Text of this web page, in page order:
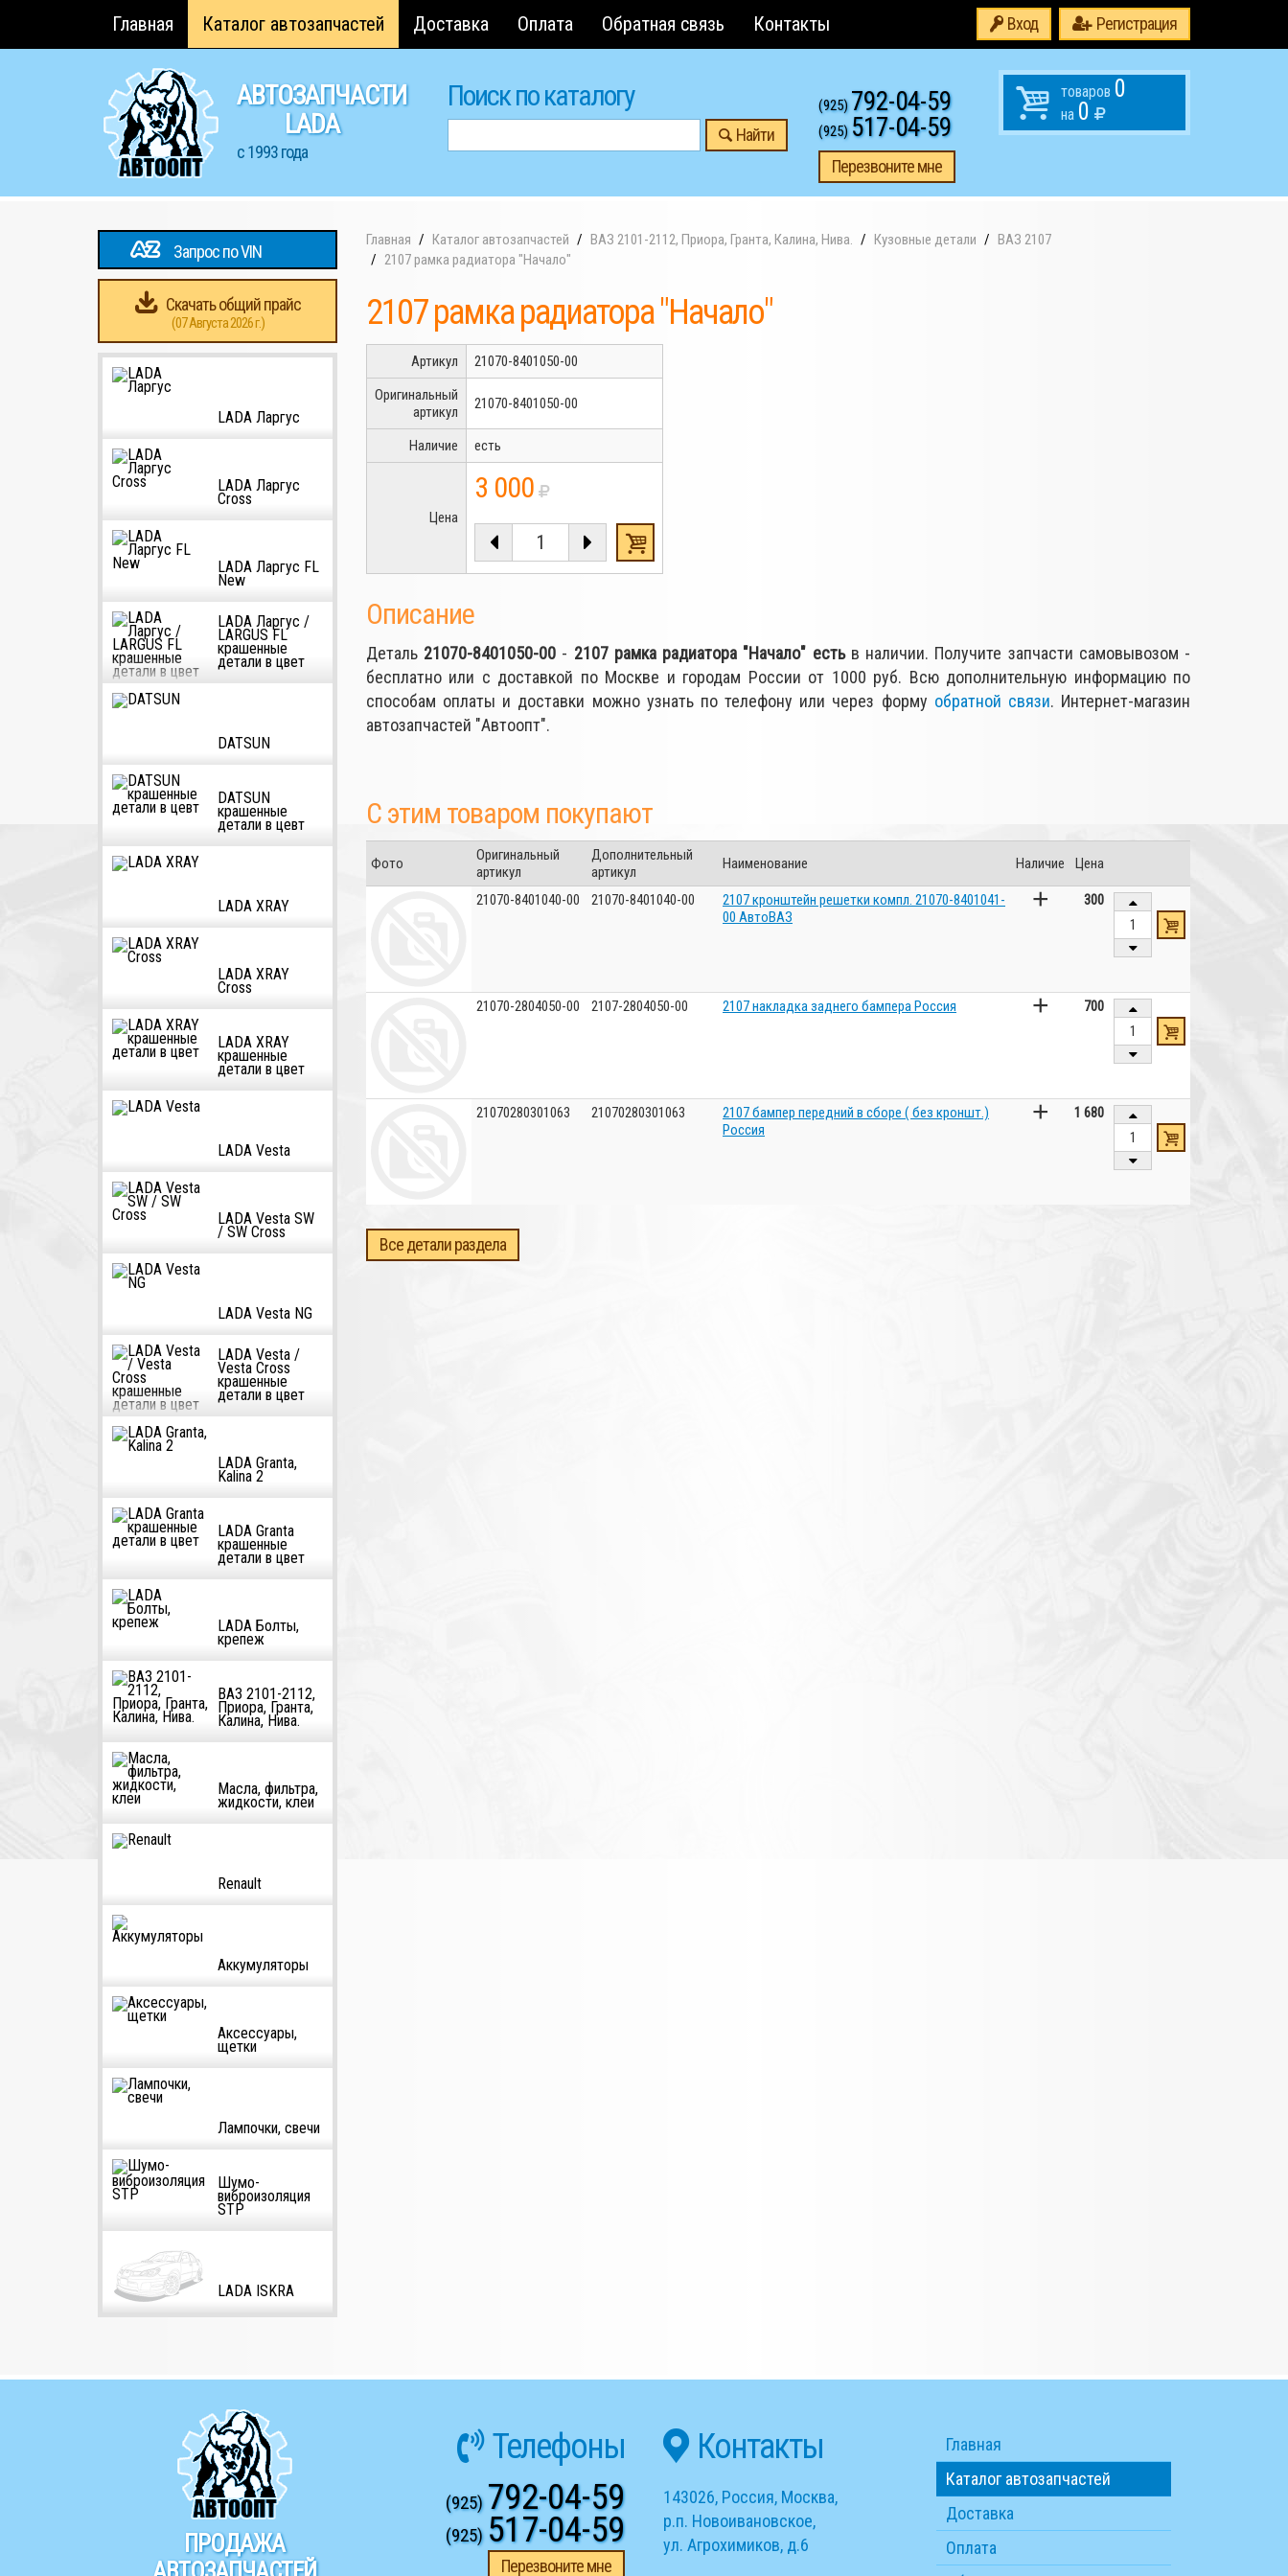
Главная Каталог автозапчастей Доставка Оплата Обратная связь Контакты Вход Регистрация
АВТОЗАПЧАСТИ
LADA
с 1993 года
Поиск по каталогу
Найти
(925)792-04-59
(925) 517-04-59
Перезвоните мне
товаров 0
на 0
Запрос по VIN
Скачать общий прайс
(07 Августа 2026 г.)
LADA Ларгус
LADA Ларгус
Cross
LADA Ларгус FL
New
LADA Ларгус /
LARGUS FL
крашенные
детали в цвет
DATSUN
DATSUN
крашенные
детали в цевт
LADA XRAY
LADA XRAY
Cross
LADA XRAY
крашенные
детали в цвет
LADA Vesta
LADA Vesta SW
/ SW Cross
LADA Vesta NG
LADA Vesta /
Vesta Cross
крашенные
детали в цвет
LADA Granta,
Kalina 2
LADA Granta
крашенные
детали в цвет
LADA Болты,
крепеж
ВАЗ 2101-2112,
Приора, Гранта,
Калина, Нива.
Масла, фильтра,
жидкости, клеи
Renault
Аккумуляторы
Аксессуары,
щетки
Лампочки, свечи
Шумо-
виброизоляция
STP
LADA ISKRA
Главная Каталог автозапчастей ВАЗ 2101-2112, Приора, Гранта, Калина, Нива. Кузовные детали
ВАЗ 2107
2107 рамка радиатора "Начало"
2107 рамка радиатора "Начало"
Артикул
21070-8401050-00
Оригинальный
артикул
21070-8401050-00
Наличие есть
Цена
3 000
Описание
Деталь 21070-8401050-00 - 2107 рамка радиатора "Начало" естьв наличии. Получите запчасти самовывозом -
бесплатно или с доставкой по Москве и городам России от 1000 руб. Всю дополнительную информацию по
способам оплаты и доставки можно узнать по телефону или через форму обратной связи. Интернет-магазин
автозапчастей "Автоопт".
С этим товаром покупают
Фото
Оригинальный
артикул
Дополнительный
артикул
Наименование Наличие Цена
21070-8401040-00 21070-8401040-00
2107 кронштейн решетки компл. 21070-8401041-
00 АвтоВАЗ
+ 300
21070-2804050-00 2107-2804050-00 2107 накладка заднего бампера Россия + 700
21070280301063 21070280301063
2107 бампер передний в сборе ( без кроншт.)
Россия
+ 1 680
Все детали раздела
ПРОДАЖА
Телефоны
(925) 792-04-59
(925) 517-04-59
Перезвоните мне
Контакты
143026, Россия, Москва,
р.п. Новоивановское,
ул. Агрохимиков, д.6
Главная
Каталог автозапчастей
Доставка
Оплата